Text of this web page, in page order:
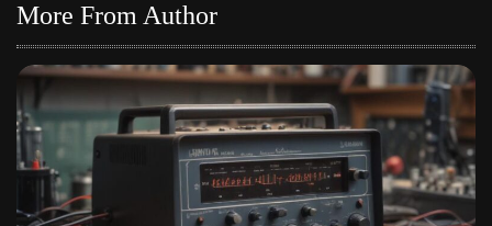
More From Author